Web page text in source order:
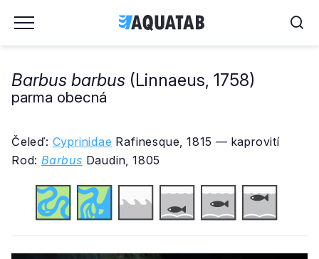
Barbus barbus (Linnaeus, 1758)
parma obecná
Čeleď: Cyprinidae Rafinesque, 1815 — kaprovití
Rod: Barbus Daudin, 1805